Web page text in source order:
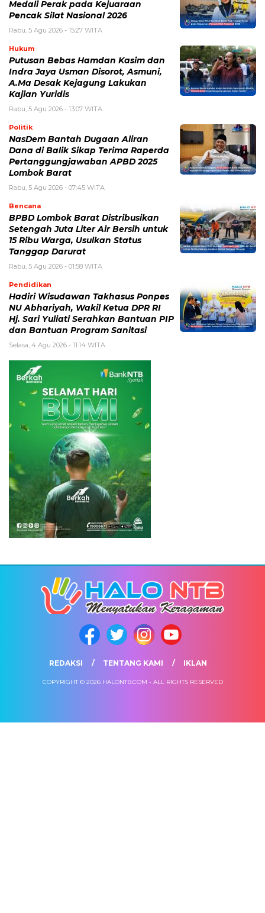
Medali Perak pada Kejuaraan
Pencak Silat Nasional 2026
Rabu, 5 Agu 2026 - 15:27 WITA
Hukum
Putusan Bebas Hamdan Kasim dan
Indra Jaya Usman Disorot, Asmuni,
A.Ma Desak Kejagung Lakukan
Kajian Yuridis
Rabu, 5 Agu 2026 - 13:07 WITA
Politik
NasDem Bantah Dugaan Aliran
Dana di Balik Sikap Terima Raperda
Pertanggungjawaban APBD 2025
Lombok Barat
Rabu, 5 Agu 2026 - 07:45 WITA
Bencana
BPBD Lombok Barat Distribusikan
Setengah Juta Liter Air Bersih untuk
15 Ribu Warga, Usulkan Status
Tanggap Darurat
Rabu, 5 Agu 2026 - 01:58 WITA
Pendidikan
Hadiri Wisudawan Takhasus Ponpes
NU Abhariyah, Wakil Ketua DPR RI
Hj. Sari Yuliati Serahkan Bantuan PIP
dan Bantuan Program Sanitasi
Selasa, 4 Agu 2026 - 11:14 WITA
REDAKSI TENTANG KAMI IKLAN
COPYRIGHT © 2026 HALONTB.COM - ALL RIGHTS RESERVED